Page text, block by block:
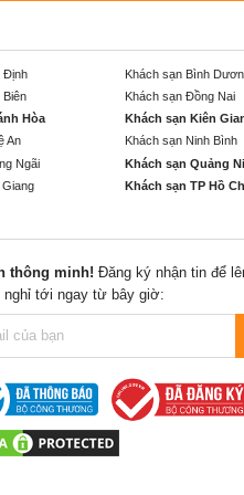
Định
Khách sạn Bình
Biên
Khách sạn Đồng Nai
Hòa
Khách sạn Kiên
An
Khách sạn Ninh Bình
Ngãi
Khách sạn Quảng
Giang
Khách sạn TP Hồ
thông minh! Đăng ký nhận tin để
nghỉ tới ngay từ bây giờ: